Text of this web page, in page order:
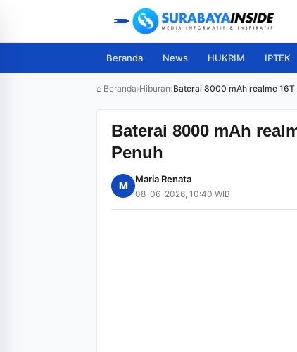
Beranda News HUKRIM IPTEK
⌂ Beranda›Hiburan›Baterai 8000 mAh realme
Baterai 8000 mAh
Penuh
M
Maria Renata
08-06-2026, 10:40 WIB